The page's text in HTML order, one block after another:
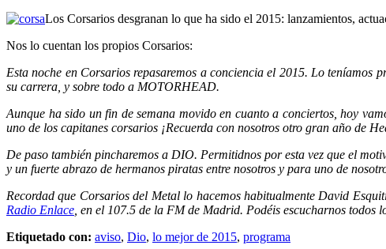
Los Corsarios desgranan lo que ha sido el 2015: lanzamientos,
Nos lo cuentan los propios Corsarios:
Esta noche en Corsarios repasaremos a conciencia el 2015. Lo
su carrera, y sobre todo a MOTORHEAD.
Aunque ha sido un fin de semana movido en cuanto a conciertos, hoy
uno de los capitanes corsarios ¡Recuerda con nosotros otro gran año de
De paso también pincharemos a DIO. Permitidnos por esta vez que el
y un fuerte abrazo de hermanos piratas entre nosotros y para uno de
Recordad que Corsarios del Metal lo hacemos habitualmente David
Radio Enlace , en el 107.5 de la FM de Madrid. Podéis escucharnos todos
Etiquetado con: aviso, Dio, lo mejor de 2015, programa